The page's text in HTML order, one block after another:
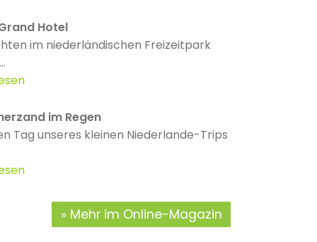
Hotel
im niederländischen Freizeitpark
im Regen
Tag unseres kleinen Niederlande-Trips
Mehr im Online-Magazin